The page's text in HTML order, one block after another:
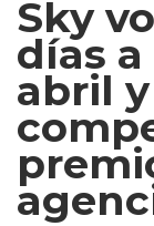
Sky
días
abril